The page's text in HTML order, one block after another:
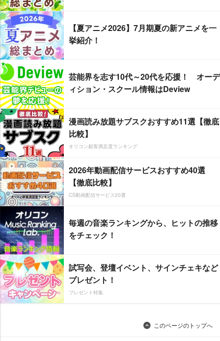
【夏アニメ2026】7月期夏の新アニメを一
挙紹介！
芸能界を志す10代～20代を応援！ オーデ
ィション・スクール情報はDeview
漫画読み放題サブスクおすすめ11選【徹底
比較】
オリコン顧客満足度ランキング
2026年動画配信サービスおすすめ40選
【徹底比較】
CS動画配信サービス20選
毎週の音楽ランキングから、ヒットの推移
をチェック！
試写会、登壇イベント、サインチェキなど
プレゼント！
プレゼント特集
このページのトップへ